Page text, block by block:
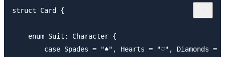
struct Card {
    enum Suit: Character {
case Spades = "♠", Hearts = "♡", Diamonds =